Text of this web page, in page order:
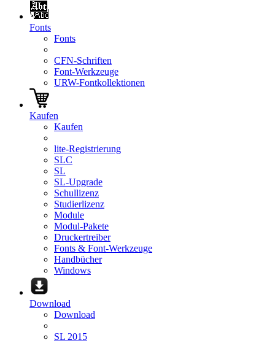
Fonts
Fonts
CFN-Schriften
Font-Werkzeuge
URW-Fontkollektionen
Kaufen
Kaufen
lite-Registrierung
SLC
SL
SL-Upgrade
Schullizenz
Studierlizenz
Module
Modul-Pakete
Druckertreiber
Fonts & Font-Werkzeuge
Handbücher
Windows
Download
Download
SL 2015